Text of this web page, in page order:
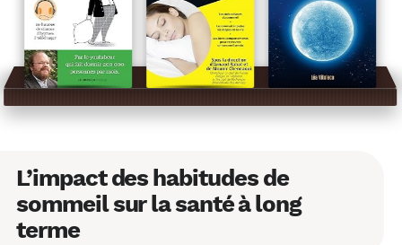
L’impact des habitudes de
sommeil sur la santé à long
terme
WhatsApp Telegram Email